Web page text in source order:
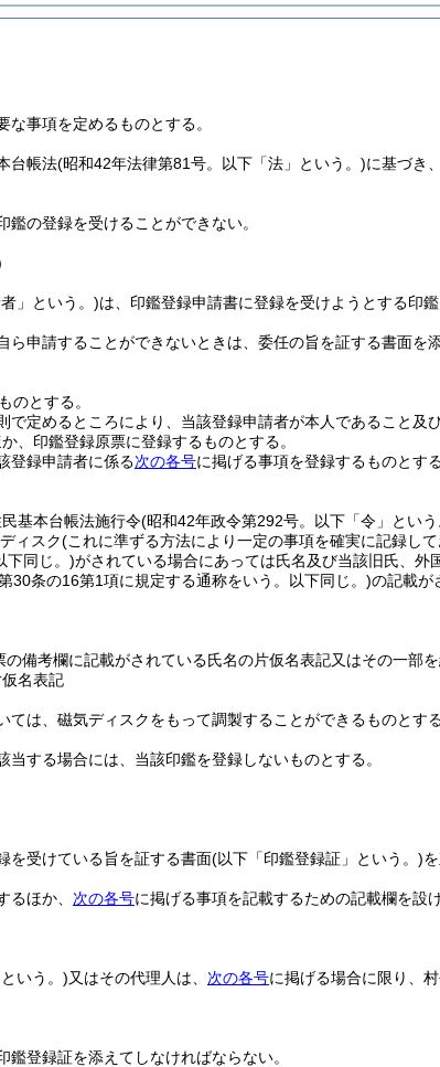
事項を定めるものとする。
台帳法(昭和42年法律第81号。以下「法」という。)に基づき
鑑の登録を受けることができない。
」という。)は、印鑑登録申請書に登録を受けようとする印
申請することができないときは、委任の旨を証する書面を
のとする。
で定めるところにより、当該登録申請者が本人であること及
、印鑑登録原票に登録するものとする。
登録申請者に係る次の各号に掲げる事項を登録するものとする
基本台帳法施行令(昭和42年政令第292号。以下「令」という
ィスク(これに準ずる方法により一定の事項を確実に記録し
下同じ。)がされている場合にあっては氏名及び当該旧氏、外
30条の16第1項に規定する通称をいう。以下同じ。)の記載が
備考欄に記載がされている氏名の片仮名表記又はその一部
名表記
は、磁気ディスクをもって調製することができるものとする
当する場合には、当該印鑑を登録しないものとする。
を受けている旨を証する書面(以下「印鑑登録証」という。)
ほか、 次の各号に掲げる事項を記載するための記載欄を設
いう。)又はその代理人は、 次の各号に掲げる場合に限り、
登録証を添えてしなければならない。